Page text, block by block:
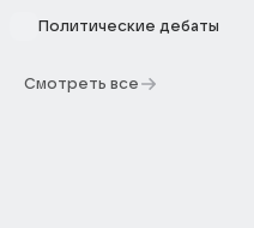
Политические дебаты
Смотреть все